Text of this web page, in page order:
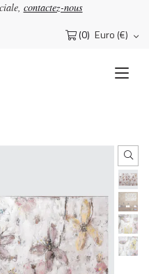
contactez-nous
(0) Euro (€)